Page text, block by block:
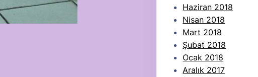
Haziran 2018
Nisan 2018
Mart 2018
Şubat 2018
Ocak 2018
Aralık 2017